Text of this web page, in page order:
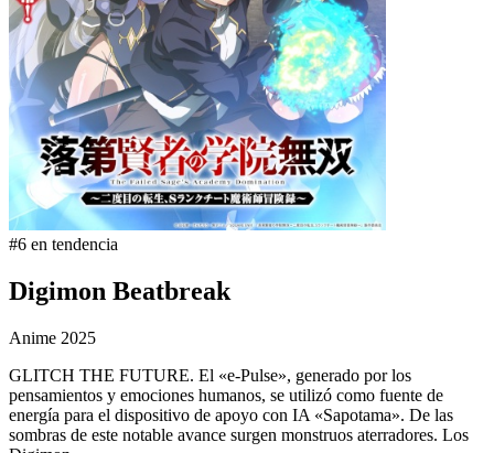
#6 en tendencia
Digimon Beatbreak
Anime 2025
GLITCH THE FUTURE. El «e-Pulse», generado por los
pensamientos y emociones humanos, se utilizó como fuente de
energía para el dispositivo de apoyo con IA «Sapotama». De las
sombras de este notable avance surgen monstruos aterradores. Los